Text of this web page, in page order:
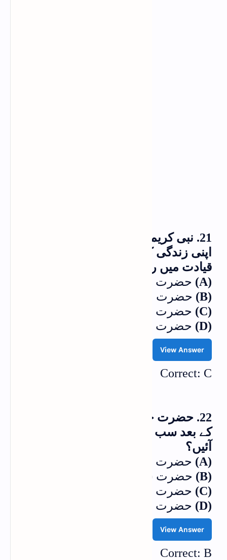
21. نبی کریم صلى الله عليه وسلم نے
اپنی زندگی کا آ خری لشکر کس کی
قیادت میں روانہ کرنے کا حکم دیا؟
(A)
حضرت زید بن حارثہؓ
(B)
حضرت ابوموسیٰ الشعریؓ
(C)
حضرت اسامہ بن زیدؓ
(D)
حضرت خالد بن ولیدؓ
View Answer
Correct: C
22. حضرت خدیجہ الکبریٰؓ کے انتقال
کے بعد سب سے پہلے حضور کے نکاح میں
آئیں؟
(A)
حضرت عائشہؓ
(B)
حضرت سودہؓ
(C)
حضرت زینبؓ
(D)
حضرت صفیہؓ
View Answer
Correct: B